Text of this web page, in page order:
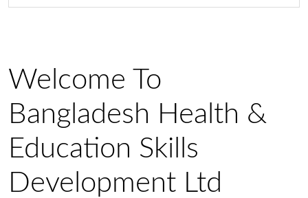
Welcome To
Bangladesh Health &
Education Skills
Development Ltd